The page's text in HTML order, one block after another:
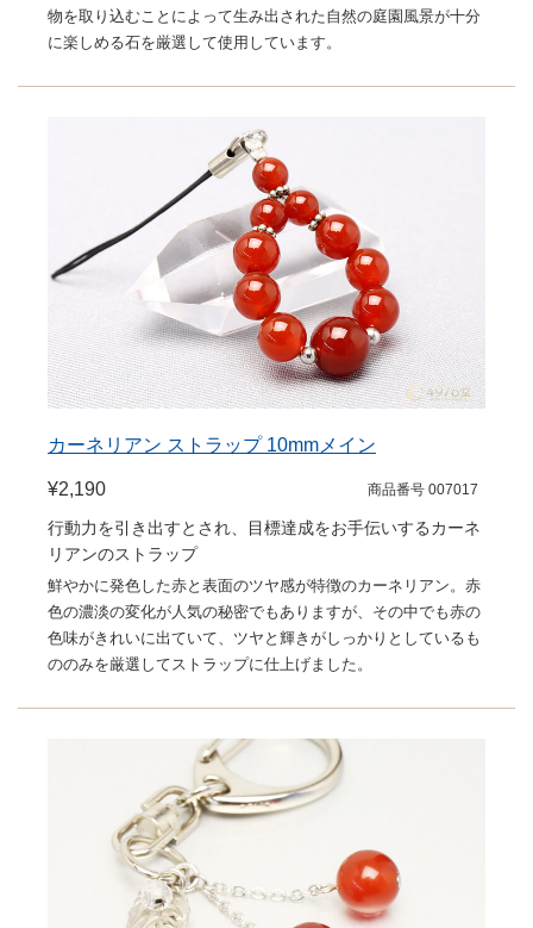
物を取り込むことによって生み出された自然の庭園風景が十分
に楽しめる石を厳選して使用しています。
カーネリアン ストラップ 10mmメイン
¥2,190 商品番号 007017
行動力を引き出すとされ、目標達成をお手伝いするカーネ
リアンのストラップ
鮮やかに発色した赤と表面のツヤ感が特徴のカーネリアン。赤
色の濃淡の変化が人気の秘密でもありますが、その中でも赤の
色味がきれいに出ていて、ツヤと輝きがしっかりとしているも
ののみを厳選してストラップに仕上げました。